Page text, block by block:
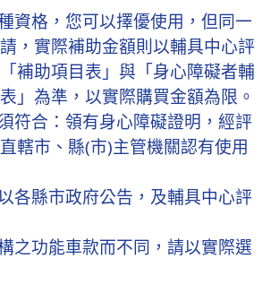
資格，您可以擇優使用，但同一
，實際補助金額則以輔具中心評
補助項目表」與「身心障礙者輔
」為準，以實際購買金額為限。
符合：領有身心障礙證明，經評
轄市、縣(市)主管機關認有使用
各縣市政府公告，及輔具中心評
之功能車款而不同，請以實際選